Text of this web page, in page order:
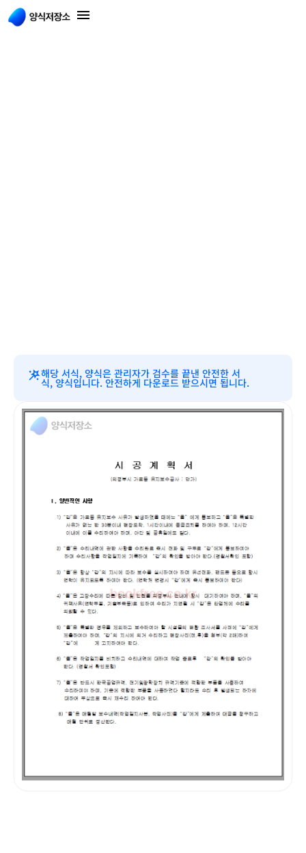
해당 서식, 양식은 관리자가 검수를 끝낸 안전한 서
식, 양식입니다. 안전하게 다운로드 받으시면 됩니다.